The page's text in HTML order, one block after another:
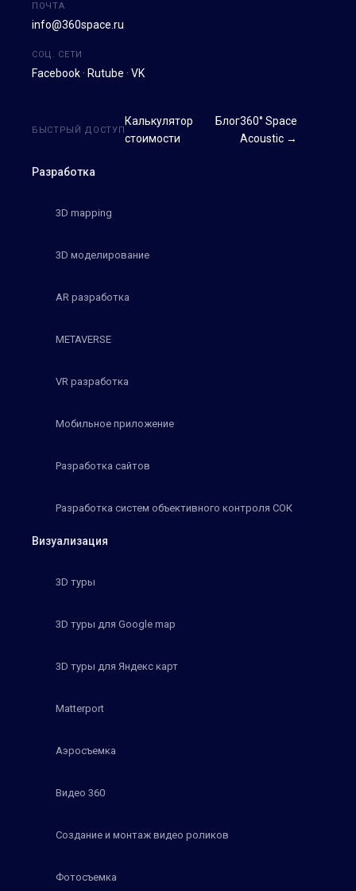
ПОЧТА
info@360space.ru
СОЦ. СЕТИ
Facebook · Rutube · VK
Разработка
3D mapping
3D моделирование
AR разработка
METAVERSE
VR разработка
Мобильное приложение
Разработка сайтов
Разработка систем объективного контроля СОК
Визуализация
3D туры
3D туры для Google map
3D туры для Яндекс карт
Matterport
Аэросъемка
Видео 360
Создание и монтаж видео роликов
Фотосъемка
БЫСТРЫЙ ДОСТУП
Калькулятор
стоимости
Блог360° Space
Acoustic →